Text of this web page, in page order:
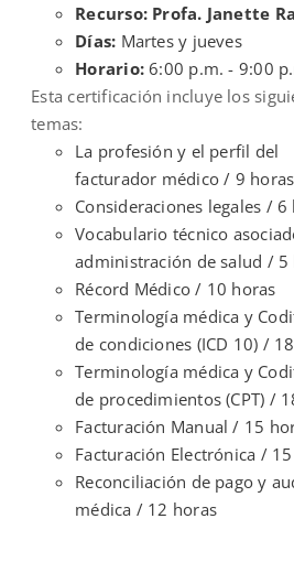
Recurso: Profa. Janette
Días: Martes y jueves
Horario:6:00 p.m. - 9:00
Esta certificación incluye los
temas:
La profesión y el perfil del
facturador médico / 9 horas
Consideraciones legales / 6
Vocabulario técnico
administración de salud / 5
Récord Médico / 10 horas
Terminología médica y
de condiciones (ICD 10) /
Terminología médica y
de procedimientos (CPT) /
Facturación Manual / 15
Facturación Electrónica /
Reconciliación de pago y
médica / 12 horas